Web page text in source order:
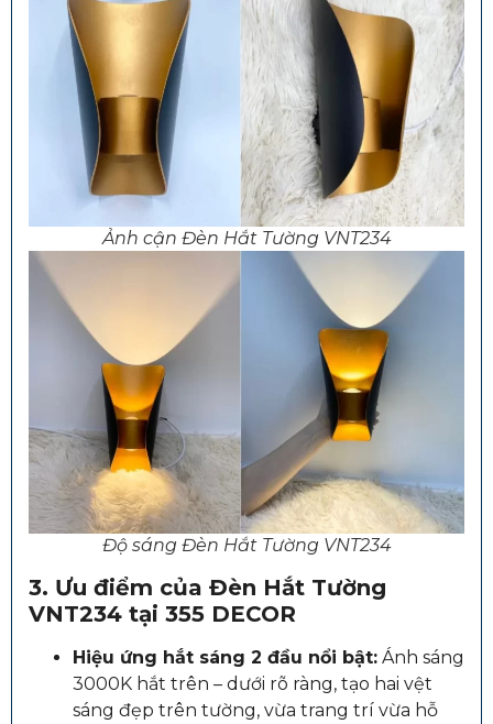
Ảnh cận Đèn Hắt Tường VNT234
Độ sáng Đèn Hắt Tường VNT234
3. Ưu điểm của Đèn Hắt Tường
VNT234 tại 355 DECOR
Hiệu ứng hắt sáng 2 đầu nổi bật: Ánh sáng
3000K hắt trên – dưới rõ ràng, tạo hai vệt
sáng đẹp trên tường, vừa trang trí vừa hỗ